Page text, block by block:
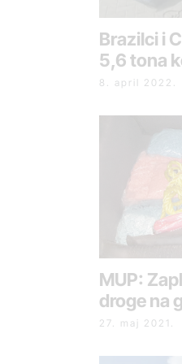
Brazilci i
5,6 tona
8. april 2022.
MUP:
droge na
27. maj 2021.